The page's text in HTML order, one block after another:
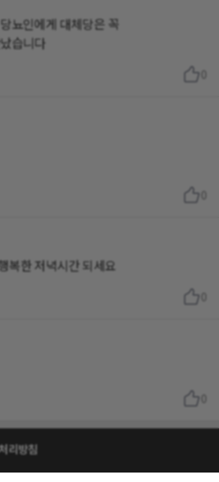
뇨인에게 대체당은 꼭
필요 합니다 달달하게 맛났습니다
복한 저녁시간 되세요
리방침